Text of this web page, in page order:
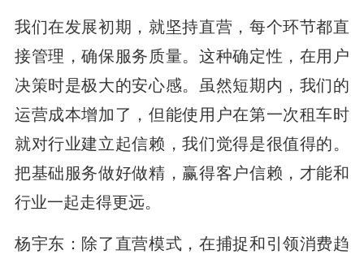
我们在发展初期，就坚持直营，每个环节都直
接管理，确保服务质量。这种确定性，在用户
决策时是极大的安心感。虽然短期内，我们的
运营成本增加了，但能使用户在第一次租车时
就对行业建立起信赖，我们觉得是很值得的。
把基础服务做好做精，赢得客户信赖，才能和
行业一起走得更远。
杨宇东：除了直营模式，在捕捉和引领消费趋